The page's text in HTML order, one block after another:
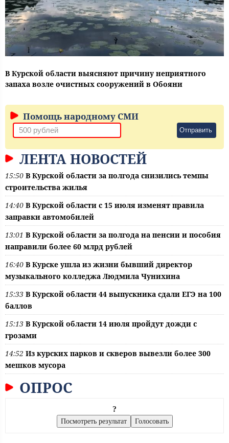
В Курской области выясняют причину неприятного
запаха возле очистных сооружений в Обояни
Помощь народному СМИ
Отправить
ЛЕНТА НОВОСТЕЙ
15:50 В Курской области за полгода снизились темпы
строительства жилья
14:40 В Курской области с 15 июля изменят правила
заправки автомобилей
13:01 В Курской области за полгода на пенсии и пособия
направили более 60 млрд рублей
16:40 В Курске ушла из жизни бывший директор
музыкального колледжа Людмила Чунихина
15:33 В Курской области 44 выпускника сдали ЕГЭ на 100
баллов
15:13 В Курской области 14 июля пройдут дожди с
грозами
14:52 Из курских парков и скверов вывезли более 300
мешков мусора
ОПРОС
?